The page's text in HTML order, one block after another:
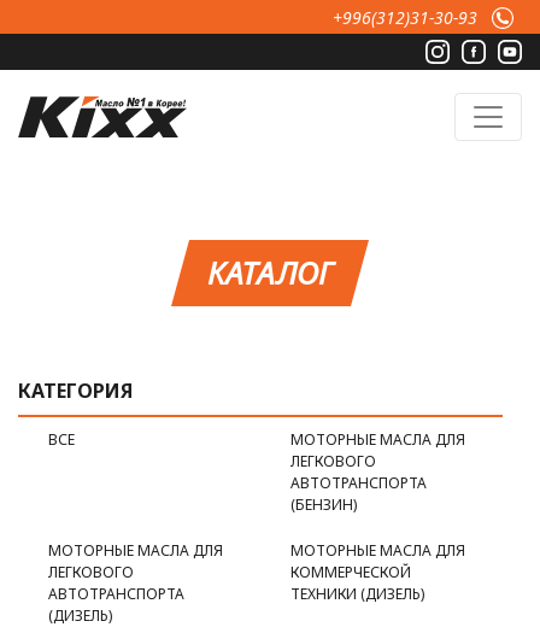
Перейти к основному содержанию+996(312)31-30-93
КАТАЛОГ
КАТЕГОРИЯ
ВСЕ
МОТОРНЫЕ МАСЛА ДЛЯ
ЛЕГКОВОГО
АВТОТРАНСПОРТА
(БЕНЗИН)
МОТОРНЫЕ МАСЛА ДЛЯ
ЛЕГКОВОГО
АВТОТРАНСПОРТА
(ДИЗЕЛЬ)
МОТОРНЫЕ МАСЛА ДЛЯ
КОММЕРЧЕСКОЙ
ТЕХНИКИ (ДИЗЕЛЬ)